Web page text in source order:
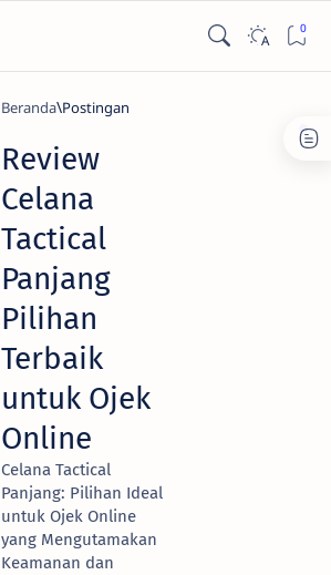
Beranda
Review
Celana
Tactical
Panjang
Pilihan
Terbaik
untuk Ojek
Online
Celana Tactical
Panjang: Pilihan Ideal
untuk Ojek Online
yang Mengutamakan
Keamanan dan